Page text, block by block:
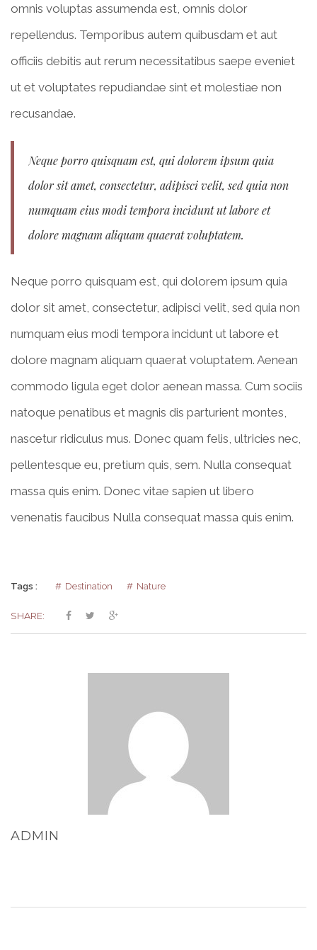
omnis voluptas assumenda est, omnis dolor
repellendus. Temporibus autem quibusdam et aut
officiis debitis aut rerum necessitatibus saepe eveniet
ut et voluptates repudiandae sint et molestiae non
recusandae.
Neque porro quisquam est, qui dolorem ipsum quia
dolor sit amet, consectetur, adipisci velit, sed quia non
numquam eius modi tempora incidunt ut labore et
dolore magnam aliquam quaerat voluptatem.
Neque porro quisquam est, qui dolorem ipsum quia
dolor sit amet, consectetur, adipisci velit, sed quia non
numquam eius modi tempora incidunt ut labore et
dolore magnam aliquam quaerat voluptatem. Aenean
commodo ligula eget dolor aenean massa. Cum sociis
natoque penatibus et magnis dis parturient montes,
nascetur ridiculus mus. Donec quam felis, ultricies nec,
pellentesque eu, pretium quis, sem. Nulla consequat
massa quis enim. Donec vitae sapien ut libero
venenatis faucibus Nulla consequat massa quis enim.
Tags : Destination Nature
SHARE:
ADMIN